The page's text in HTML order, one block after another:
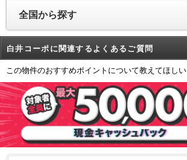
全国から探す
白井コーポに関連するよくあるご質問
この物件のおすすめポイントについて教えてほしい